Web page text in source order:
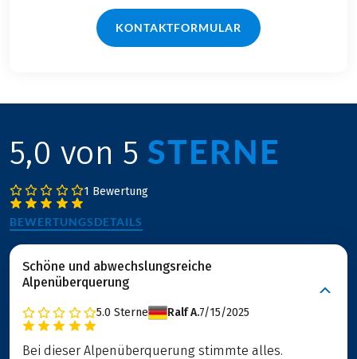
KONTAKTFORMULAR
5,0 von 5 STERNE
1 Bewertung
BEWERTUNGSDETAILS
Schöne und abwechslungsreiche
Alpenüberquerung
5.0 Sterne Ralf A.7/15/2025
Bei dieser Alpenüberquerung stimmte alles.